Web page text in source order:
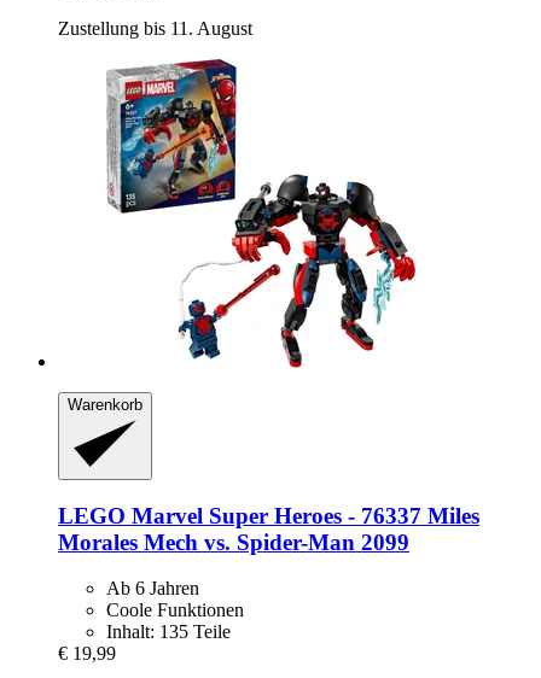
Zustellung bis 11. August
Warenkorb
LEGO Marvel Super Heroes -​ 76337 Miles
Morales Mech vs. Spider-​Man 2099
Ab 6 Jahren
Coole Funktionen
Inhalt: 135 Teile
€ 19,99